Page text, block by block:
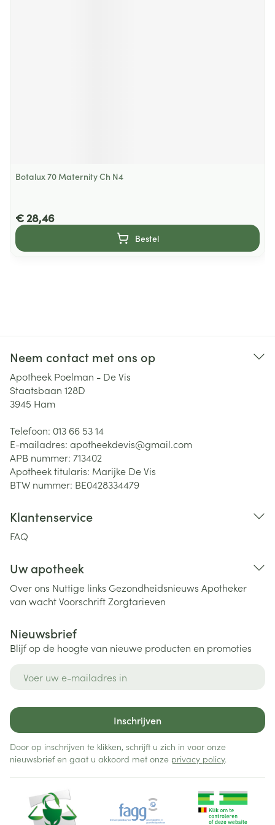
Botalux 70 Maternity Ch N4
€ 28,46
Bestel
Neem contact met ons op
Apotheek Poelman - De Vis
Staatsbaan 128D
3945 Ham
Telefoon: 013 66 53 14
E-mailadres: apotheekdevis@gmail.com
APB nummer: 713402
Apotheek titularis: Marijke De Vis
BTW nummer: BE0428334479
Klantenservice
FAQ
Uw apotheek
Over ons Nuttige links Gezondheidsnieuws Apotheker
van wachtVoorschriftZorgtarieven
Nieuwsbrief
Blijf op de hoogte van nieuwe producten en promoties
Inschrijven
Door op inschrijven te klikken, schrijft u zich in voor onze
nieuwsbrief en gaat u akkoord met onze privacy policy.